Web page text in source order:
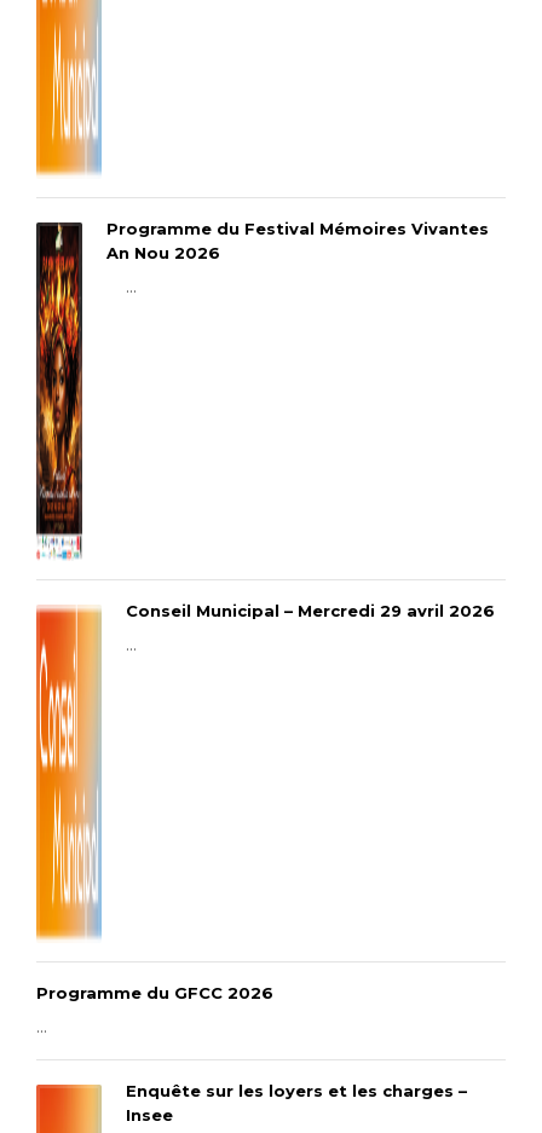
Programme du Festival Mémoires Vivantes
An Nou 2026
...
Conseil Municipal – Mercredi 29 avril 2026
...
Programme du GFCC 2026
...
Enquête sur les loyers et les charges –
Insee